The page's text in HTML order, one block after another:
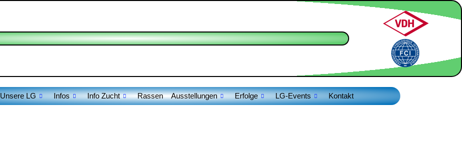
Unsere LG Infos Info Zucht Rassen Ausstellungen Erfolge LG-Events Kontakt